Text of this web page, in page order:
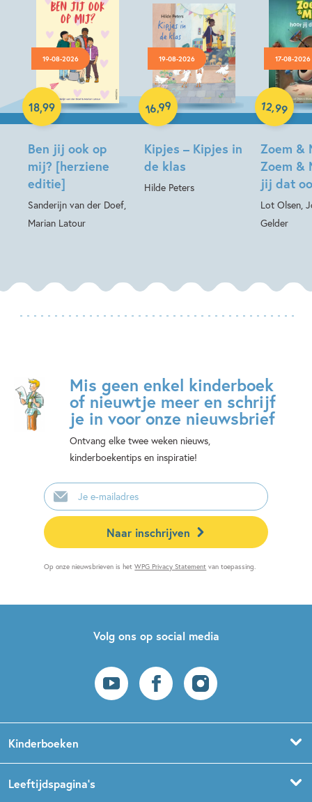
19-08-2026
Ben jij ook op
mij? [herziene
editie]
Sanderijn van der Doef,
Marian Latour
18,99
Hardcover
19-08-2026
Kipjes – Kipjes in
de klas
Hilde Peters
16,99
Hardcover
17-08-2026
Zoem &
Zoem &
jij dat
Lot Olsen,
Gelder
12,99
Hardcover
Mis geen enkel kinderboek
of nieuwtje meer en schrijf
je in voor onze nieuwsbrief
Ontvang elke twee weken nieuws,
kinderboekentips en inspiratie!
E-
mailadres
Naar inschrijven
Op onze nieuwsbrieven is hetWPG Privacy Statement van toepassing.
Volg ons op social media
Kinderboeken
Leeftijdspagina’s